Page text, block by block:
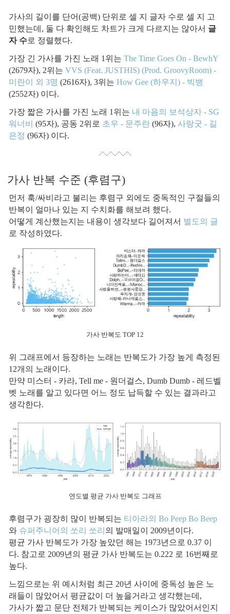
가사의 길이를 단어(공백) 단위로 셀 지 글자 수로 셀 지 고
민했는데, 둘 다 확인해도 차트가 크게 다르지는 않아서 글
자 수로 정렬했다.
가장 긴 가사를 가진 노래 1위는 The Time Goes On - BewhY
(2679자), 2위는 VVS (Feat. JUSTHIS) (Prod. GroovyRoom) -
미란이 외 3명 (2616자), 3위는 How Gee (하우지) - 빅뱅
(2552자) 이다.
가장 짧은 가사를 가진 노래 1위는 내 마음의 보석상자 - SG
워너비
(95자), 공동 2위로 초우 - 문주란 (96자), 사랑굿 - 길
은정 (96자) 이다.
가사 반복 수준 (후렴구)
먼저 훅/싸비라고 불리는 후렴구 외에도 중독적인 구절들의
반복이 얼마나 있는 지 수치화를 해보려 했다.
어떻게 계산했는지는 내용이 생각보다 길어져서 별도의 글
로 작성하였다.
가사 반복도 TOP 12
위 그래프에서 등장하는 노래는 반복도가 가장 높게 측정된
12개의 노래이다.
만약 미스터 - 카라, Tell me - 원더걸스, Dumb Dumb - 레드벨
벳 노래를 알고 있다면 어느 정도 납득할 수 있는 결과라고
생각한다.
연도별 평균 가사 반복도 그래프
후렴구가 굉장히 많이 반복되는 티아라의 Bo Peep Bo Beep
와 슈퍼주니어의 쏘리 쏘리 의 발매일이 2009년이다.
평균 가사 반복도가 가장 높았던 해는 1973년으로 0.37 이
다. 참고로 2009년의 평균 가사 반복도는 0.222 로 16번째로
높다.
느낌으로는 위 예시처럼 최근 20년 사이에 중독성 높은 노
래들이 많았어서 평균값이 더 높을거라고 생각했는데,
가사가 짧고 문단 전체가 반복되는 케이스가 많았어서인지